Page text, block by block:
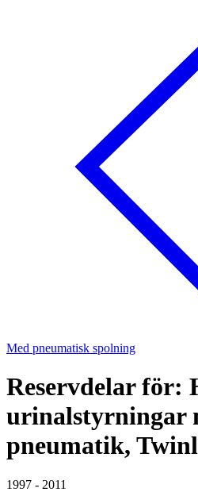
Med pneumatisk spolning
Reservdelar för:
urinalstyrningar
pneumatik,
1997 - 2011